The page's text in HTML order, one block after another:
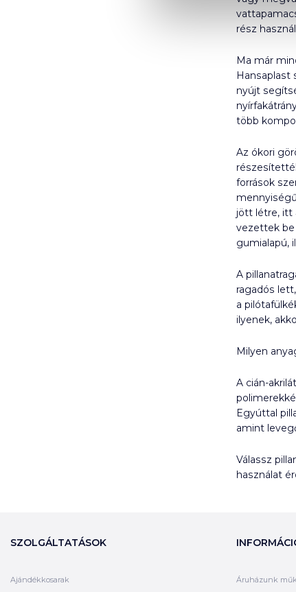
rész
Ma már
Hansaplast
nyújt
több
Az ókori
források
jött létre, itt
vezettek be
gumialapú,
A
ragadós
a
ilyenek,
Milyen
A cián-
Egyúttal
amint
Válassz
használat
SZOLGÁLTATÁSOK
Ajándékkosarak Áruházunk